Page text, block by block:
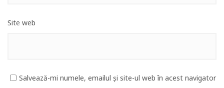
Site web
Salvează-mi numele, emailul și site-ul web în acest navigator